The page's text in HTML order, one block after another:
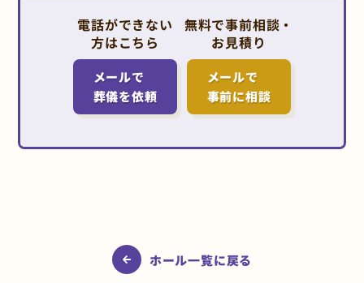
電話ができない
方はこちら
メールで
葬儀を依頼
無料で事前相談・
お見積り
メールで
事前に相談
ホール一覧に戻る